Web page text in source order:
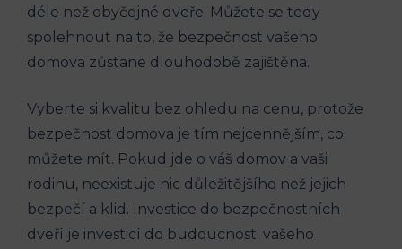
déle než obyčejné dveře. Můžete se tedy
spolehnout na to, že bezpečnost vašeho
domova zůstane dlouhodobě zajištěna.
Vyberte si kvalitu bez ohledu na cenu, protože
bezpečnost domova je tím nejcennějším, co
můžete mít. Pokud jde o váš domov a vaši
rodinu, neexistuje nic důležitějšího než jejich
bezpečí a klid. Investice do bezpečnostních
dveří je investicí do budoucnosti vašeho